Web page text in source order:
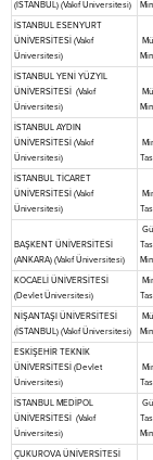
(İSTANBUL) (Vakıf Üniversitesi)
İSTANBUL ESENYURT
ÜNİVERSİTESİ (Vakıf
Üniversitesi)
İSTANBUL YENİ YÜZYIL
ÜNİVERSİTESİ (Vakıf
Üniversitesi)
İSTANBUL AYDIN
ÜNİVERSİTESİ (Vakıf
Üniversitesi)
İSTANBUL TİCARET
ÜNİVERSİTESİ (Vakıf
Üniversitesi)
BAŞKENT ÜNİVERSİTESİ
(ANKARA) (Vakıf Üniversitesi)
KOCAELİ ÜNİVERSİTESİ
(Devlet Üniversitesi)
NİŞANTAŞI ÜNİVERSİTESİ
(İSTANBUL) (Vakıf Üniversitesi)
ESKİŞEHİR TEKNİK
ÜNİVERSİTESİ (Devlet
Üniversitesi)
İSTANBUL MEDİPOL
ÜNİVERSİTESİ (Vakıf
Üniversitesi)
ÇUKUROVA ÜNİVERSİTESİ